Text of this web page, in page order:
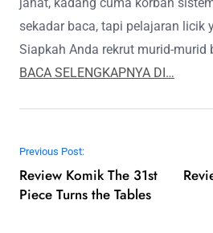
sekadar baca, tapi pelajaran licik
Siapkah Anda rekrut murid-murid
BACA SELENGKAPNYA DI…
Post navigation
Previous Post:
Review Komik The 31st
Piece Turns the Tables